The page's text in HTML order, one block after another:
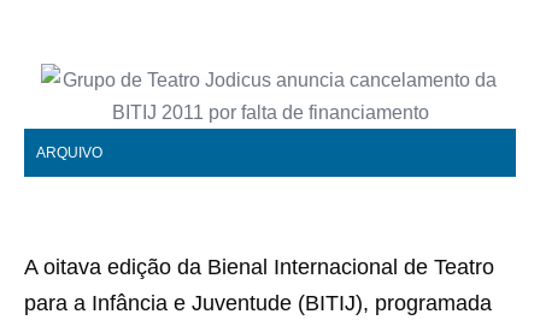
ARQUIVO
A oitava edição da Bienal Internacional de Teatro
para a Infância e Juventude (BITIJ), programada